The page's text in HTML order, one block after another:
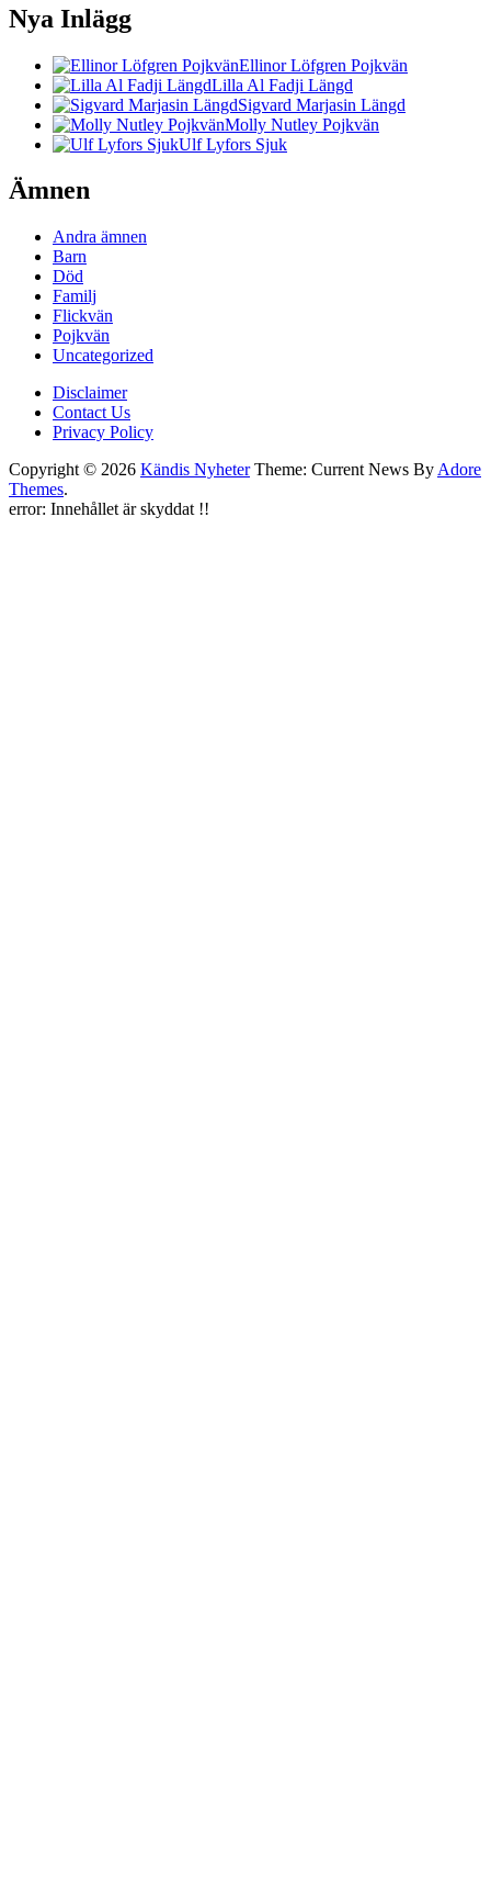
Nya Inlägg
Ellinor Löfgren Pojkvän
Lilla Al Fadji Längd
Sigvard Marjasin Längd
Molly Nutley Pojkvän
Ulf Lyfors Sjuk
Ämnen
Andra ämnen
Barn
Död
Familj
Flickvän
Pojkvän
Uncategorized
Disclaimer
Contact Us
Privacy Policy
Copyright © 2026 Kändis NyheterTheme: Current News By Adore
Themes.
error: Innehållet är skyddat !!